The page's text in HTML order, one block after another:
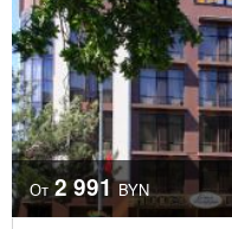
От 2 991 BYN